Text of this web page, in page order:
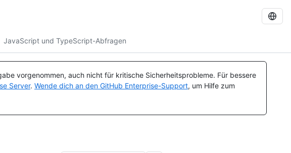
JavaScript und TypeScript-Abfragen
vorgenommen, auch nicht für kritische Sicherheitsprobleme. Für bessere
Server. Wende dich an den GitHub Enterprise-Support, um Hilfe zum